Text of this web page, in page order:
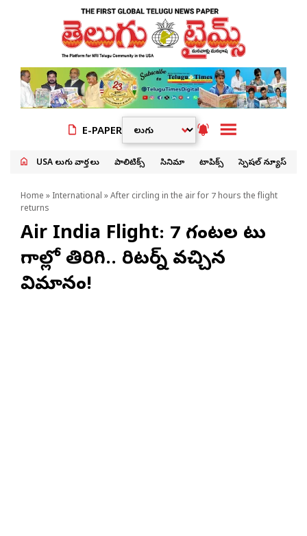
E-PAPER
USA తెలుగు వార్తలు పాలిటిక్స్ సినిమా టాపిక్స్ స్పెషల్ న్యూస్
Home » International » After circling in the air for 7 hours the flight
returns
Air India Flight: 7 గంటల పాటు
గాల్లో తిరిగి.. రిటర్న్ వచ్చిన
విమానం!